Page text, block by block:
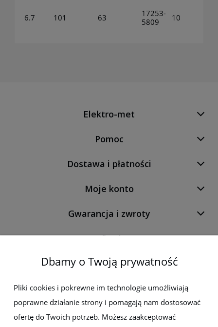
6.7 101 63
17253-
5809
10
Elektro-met
Pomoc
Dostawa i płatności
Moje konto
Gwarancja i zwroty
O firmie
Newsletter
Zapisz się do newslettera, aby być na bieżąco z nowościami i
promocjami
Dbamy o Twoją prywatność
Pliki cookies i pokrewne im technologie umożliwiają
poprawne działanie strony i pomagają nam dostosować
ofertę do Twoich potrzeb. Możesz zaakceptować